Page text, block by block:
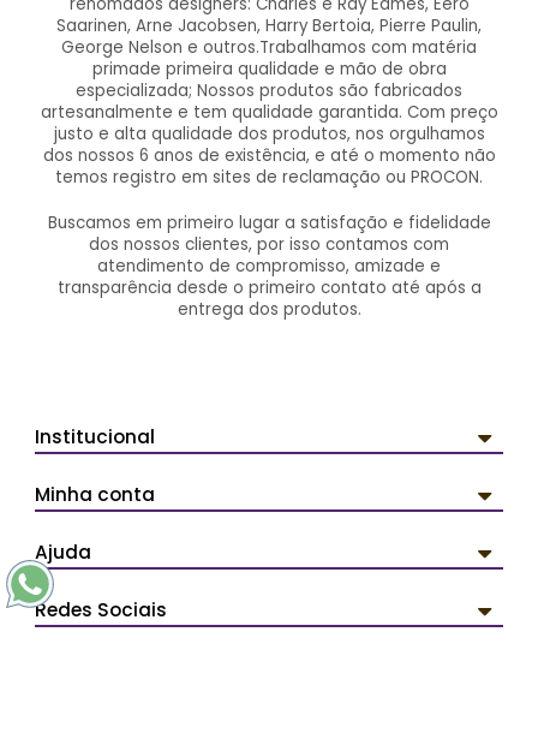
Saarinen, Arne Jacobsen, Harry Bertoia, Pierre Paulin,
George Nelson e outros.Trabalhamos com matéria
primade primeira qualidade e mão de obra
especializada; Nossos produtos são fabricados
artesanalmente e tem qualidade garantida. Com preço
justo e alta qualidade dos produtos, nos orgulhamos
dos nossos 6 anos de existência, e até o momento não
temos registro em sites de reclamação ou PROCON.
Buscamos em primeiro lugar a satisfação e fidelidade
dos nossos clientes, por isso contamos com
atendimento de compromisso, amizade e
transparência desde o primeiro contato até após a
entrega dos produtos.
Institucional
Minha conta
Ajuda
Redes Sociais